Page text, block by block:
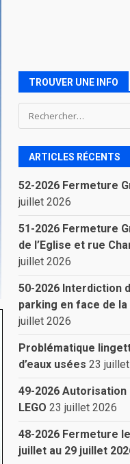
TROUVER UNE INFO
Rechercher :
ARTICLES RÉCENTS
52-2026 Fermeture
juillet 2026
51-2026 Fermeture
de l’Eglise et rue
juillet 2026
50-2026 Interdiction
parking en face de
juillet 2026
Problématique
d’eaux usées 23
49-2026
LEGO 23 juillet 2026
48-2026 Fermeture
juillet au 29 juillet